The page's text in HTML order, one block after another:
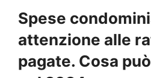
Spese
attenzione alle
pagate. Cosa